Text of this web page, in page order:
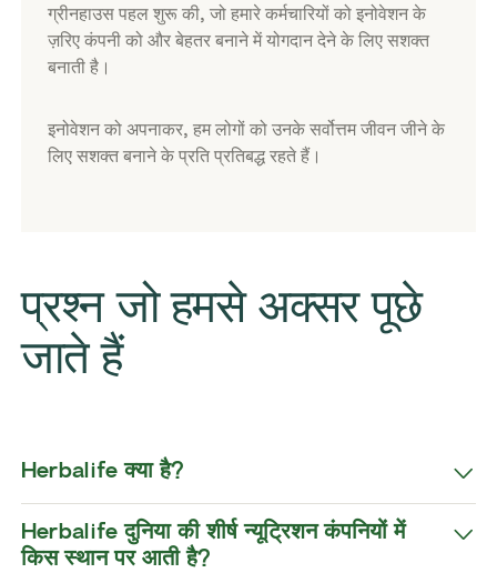
ग्रीनहाउस पहल शुरू की, जो हमारे कर्मचारियों को इनोवेशन के
ज़रिए कंपनी को और बेहतर बनाने में योगदान देने के लिए सशक्त
बनाती है।
इनोवेशन को अपनाकर, हम लोगों को उनके सर्वोत्तम जीवन जीने के
लिए सशक्त बनाने के प्रति प्रतिबद्ध रहते हैं।
प्रश्न जो हमसे अक्सर पूछे
जाते हैं
Herbalife क्या है?
​Herbalife दुनिया की शीर्ष न्यूट्रिशन कंपनियों में
किस स्थान पर आती है?